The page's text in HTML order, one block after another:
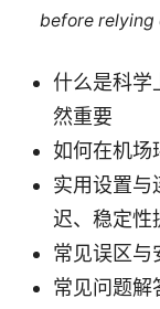
before relying
什么是科学
然重要
如何在机场
实用设置与
迟、稳定性
常见误区与
常见问题解